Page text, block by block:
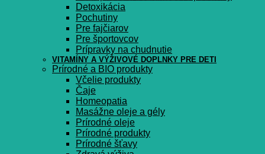
Detoxikácia
Pochutiny
Pre fajčiarov
Pre športovcov
Prípravky na chudnutie
VITAMÍNY A VÝŽIVOVÉ DOPLNKY PRE DETI
Prírodné a BIO produkty
Včelie produkty
Čaje
Homeopatia
Masážne oleje a gély
Prírodné oleje
Prírodné produkty
Prírodné šťavy